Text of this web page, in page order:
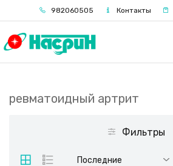
982060505 Контакты
ревматоидный артрит
Фильтры
Последние